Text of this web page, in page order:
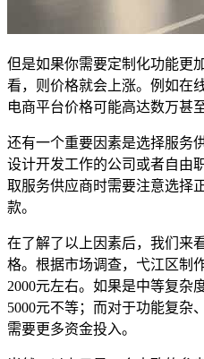
但是如果你需要定制化功能更
看，则价格就会上涨。例如在
电商平台价格可能高达数万甚
还有一个重要因素是选择服务
设计开发工作的公司或者自由
取服务供应商时需要注意选择
款。
在了解了以上因素后，我们来
格。根据市场调查，弋江区制
2000元左右。如果是中等复杂
5000元不等；而对于功能复杂
需要更多资金投入。